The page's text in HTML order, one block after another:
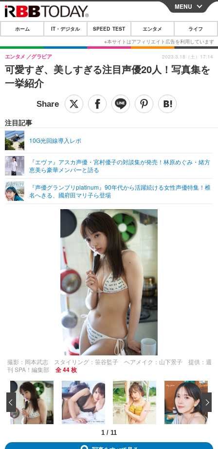
CLOSE
ホーム
IT・デジタル
IT・デジタルTOP スマートフォン
ショッピング その他
SPEED TEST
エンタメTOP 映画・ドラマ
グラビア
ショッピング その他
ライフTOP
その他
リリース一覧
プッシュ通知の停止方法
MENU
ホーム IT・デジタル SPEED TEST エンタメ ライフ
可愛すぎ、美しすぎる注目声優20人！写真集を
一挙紹介
エンタメ グラビア
注目記事
10G光回線導入レポ
『エヴァ』アスカ声優・宮村優子の対談集が発売！林原めぐみ・緒方
恵美ら豪華メンバーと語る
『声優グランプリplatinum』90年代から活躍続ける女性声優特集！椎
名へきる、國府田マリ子ら登場
2023.3.18（土）17:14
撮影：岡本武志 スタイリング：笹谷監子 ヘアメイク：山下景子 提供：週
刊 SPA！編集部
全 44 枚
1 / 11
‹